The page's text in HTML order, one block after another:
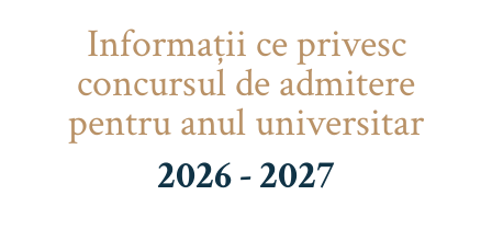
Informaţii ce privesc
concursul de admitere
pentru anul universitar
2026 - 2027